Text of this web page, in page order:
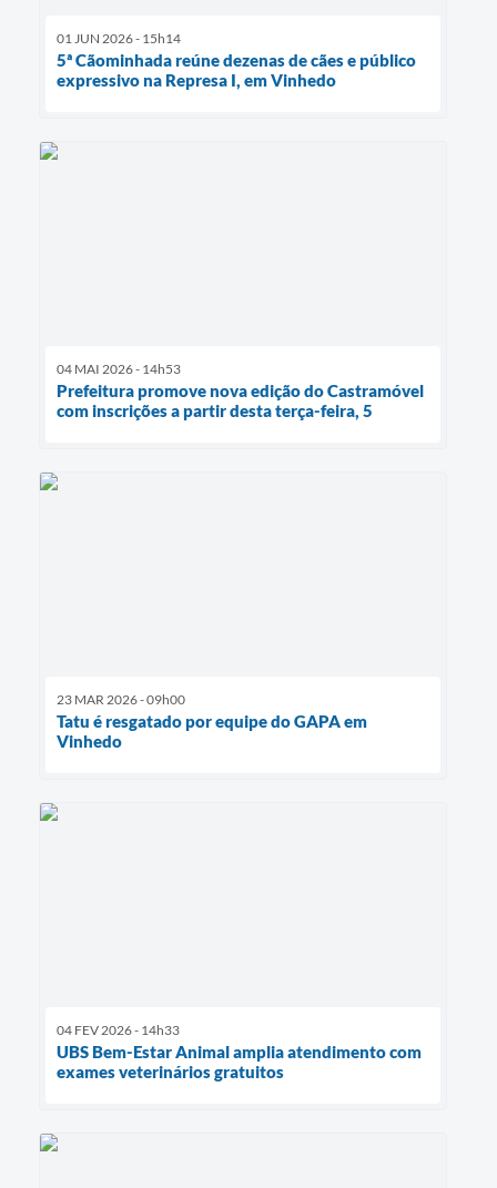
01 JUN 2026 - 15h14
5ª Cãominhada reúne dezenas de cães e público
expressivo na Represa I, em Vinhedo
04 MAI 2026 - 14h53
Prefeitura promove nova edição do Castramóvel
com inscrições a partir desta terça-feira, 5
23 MAR 2026 - 09h00
Tatu é resgatado por equipe do GAPA em
Vinhedo
04 FEV 2026 - 14h33
UBS Bem-Estar Animal amplia atendimento com
exames veterinários gratuitos